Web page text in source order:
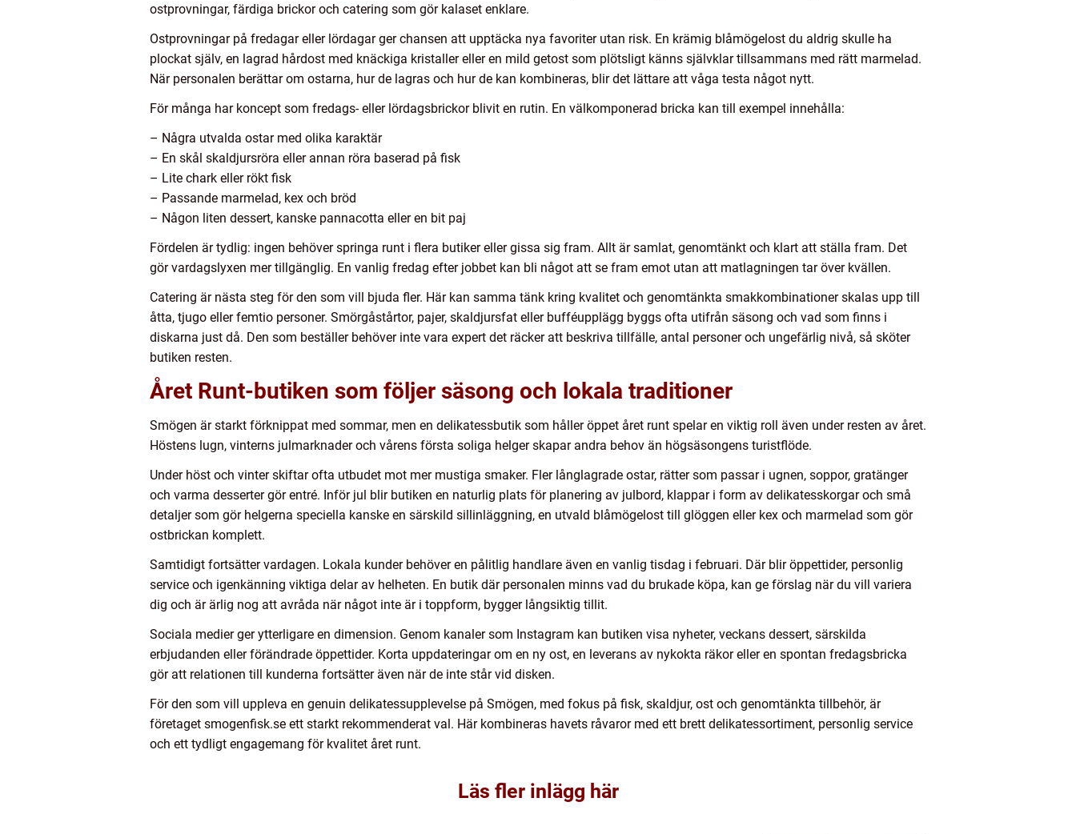
ostprovningar, färdiga brickor och catering som gör kalaset enklare.
Ostprovningar på fredagar eller lördagar ger chansen att upptäcka nya favoriter utan risk. En krämig blåmögelost du aldrig skulle ha
plockat själv, en lagrad hårdost med knäckiga kristaller eller en mild getost som plötsligt känns självklar tillsammans med rätt marmelad.
När personalen berättar om ostarna, hur de lagras och hur de kan kombineras, blir det lättare att våga testa något nytt.
För många har koncept som fredags- eller lördagsbrickor blivit en rutin. En välkomponerad bricka kan till exempel innehålla:
– Några utvalda ostar med olika karaktär
– En skål skaldjursröra eller annan röra baserad på fisk
– Lite chark eller rökt fisk
– Passande marmelad, kex och bröd
– Någon liten dessert, kanske pannacotta eller en bit paj
Fördelen är tydlig: ingen behöver springa runt i flera butiker eller gissa sig fram. Allt är samlat, genomtänkt och klart att ställa fram. Det
gör vardagslyxen mer tillgänglig. En vanlig fredag efter jobbet kan bli något att se fram emot utan att matlagningen tar över kvällen.
Catering är nästa steg för den som vill bjuda fler. Här kan samma tänk kring kvalitet och genomtänkta smakkombinationer skalas upp till
åtta, tjugo eller femtio personer. Smörgåstårtor, pajer, skaldjursfat eller bufféupplägg byggs ofta utifrån säsong och vad som finns i
diskarna just då. Den som beställer behöver inte vara expert det räcker att beskriva tillfälle, antal personer och ungefärlig nivå, så sköter
butiken resten.
Året Runt-butiken som följer säsong och lokala traditioner
Smögen är starkt förknippat med sommar, men en delikatessbutik som håller öppet året runt spelar en viktig roll även under resten av året.
Höstens lugn, vinterns julmarknader och vårens första soliga helger skapar andra behov än högsäsongens turistflöde.
Under höst och vinter skiftar ofta utbudet mot mer mustiga smaker. Fler långlagrade ostar, rätter som passar i ugnen, soppor, gratänger
och varma desserter gör entré. Inför jul blir butiken en naturlig plats för planering av julbord, klappar i form av delikatesskorgar och små
detaljer som gör helgerna speciella kanske en särskild sillinläggning, en utvald blåmögelost till glöggen eller kex och marmelad som gör
ostbrickan komplett.
Samtidigt fortsätter vardagen. Lokala kunder behöver en pålitlig handlare även en vanlig tisdag i februari. Där blir öppettider, personlig
service och igenkänning viktiga delar av helheten. En butik där personalen minns vad du brukade köpa, kan ge förslag när du vill variera
dig och är ärlig nog att avråda när något inte är i toppform, bygger långsiktig tillit.
Sociala medier ger ytterligare en dimension. Genom kanaler som Instagram kan butiken visa nyheter, veckans dessert, särskilda
erbjudanden eller förändrade öppettider. Korta uppdateringar om en ny ost, en leverans av nykokta räkor eller en spontan fredagsbricka
gör att relationen till kunderna fortsätter även när de inte står vid disken.
För den som vill uppleva en genuin delikatessupplevelse på Smögen, med fokus på fisk, skaldjur, ost och genomtänkta tillbehör, är
företaget smogenfisk.se ett starkt rekommenderat val. Här kombineras havets råvaror med ett brett delikatessortiment, personlig service
och ett tydligt engagemang för kvalitet året runt.
Läs fler inlägg här